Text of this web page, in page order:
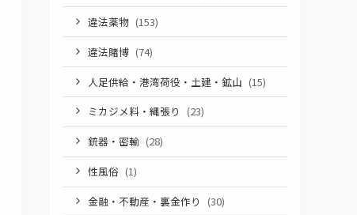
違法薬物 (153)
違法賭博 (74)
人足供給・港湾荷役・土建・鉱山 (15)
ミカジメ料・縄張り
(23)
銃器・密輸 (28)
性風俗 (1)
金融・不動産・裏金作り
(30)